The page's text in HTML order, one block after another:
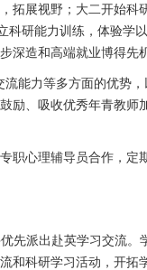
拓展视野；大二开始科
科研能力训练，体验学
深造和高端就业博得先机
能力等多方面的优势，
励、吸收优秀年青教师
职心理辅导员合作，定
先派出赴英学习交流。
和科研学习活动，开拓